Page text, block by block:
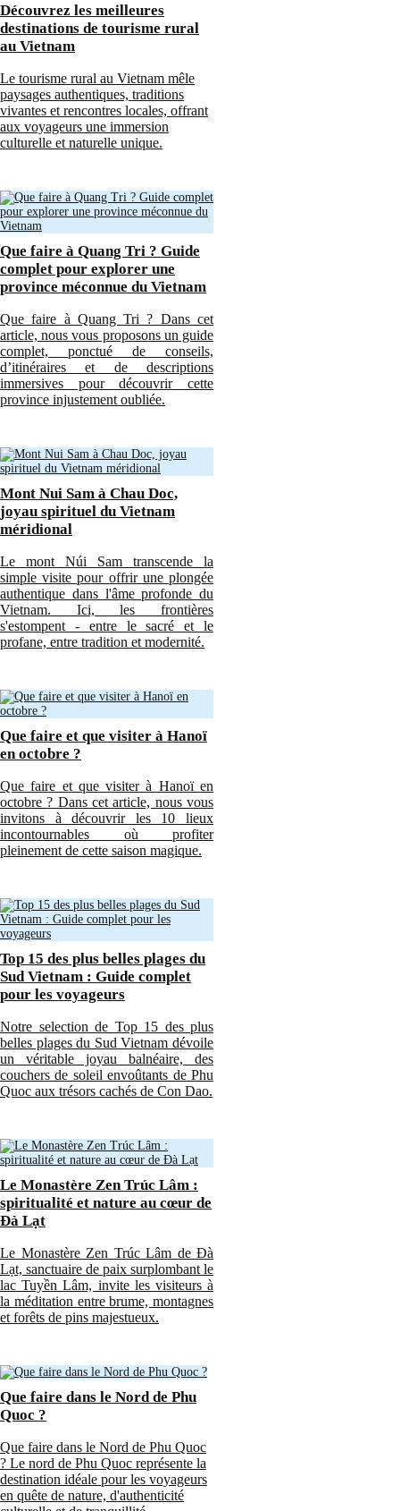
Découvrez les meilleures
destinations de tourisme rural
au Vietnam
Le tourisme rural au Vietnam mêle
paysages authentiques, traditions
vivantes et rencontres locales, offrant
aux voyageurs une immersion
culturelle et naturelle unique.
Que faire à Quang Tri ? Guide
complet pour explorer une
province méconnue du Vietnam
Que faire à Quang Tri ? Dans cet
article, nous vous proposons un guide
complet, ponctué de conseils,
d’itinéraires et de descriptions
immersives pour découvrir cette
province injustement oubliée.
Mont Nui Sam à Chau Doc,
joyau spirituel du Vietnam
méridional
Le mont Núi Sam transcende la
simple visite pour offrir une plongée
authentique dans l'âme profonde du
Vietnam. Ici, les frontières
s'estompent - entre le sacré et le
profane, entre tradition et modernité.
Que faire et que visiter à Hanoï
en octobre ?
Que faire et que visiter à Hanoï en
octobre ? Dans cet article, nous vous
invitons à découvrir les 10 lieux
incontournables où profiter
pleinement de cette saison magique.
Top 15 des plus belles plages du
Sud Vietnam : Guide complet
pour les voyageurs
Notre selection de Top 15 des plus
belles plages du Sud Vietnam dévoile
un véritable joyau balnéaire, des
couchers de soleil envoûtants de Phu
Quoc aux trésors cachés de Con Dao.
Le Monastère Zen Trúc Lâm :
spiritualité et nature au cœur de
Đà Lạt
Le Monastère Zen Trúc Lâm de Đà
Lạt, sanctuaire de paix surplombant le
lac Tuyền Lâm, invite les visiteurs à
la méditation entre brume, montagnes
et forêts de pins majestueux.
Que faire dans le Nord de Phu
Quoc ?
Que faire dans le Nord de Phu Quoc
? Le nord de Phu Quoc représente la
destination idéale pour les voyageurs
en quête de nature, d'authenticité